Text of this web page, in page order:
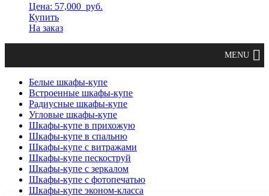
Цена: 57,000 руб.
Купить
На заказ
Белые шкафы-купе
Встроенные шкафы-купе
Радиусные шкафы-купе
Угловые шкафы-купе
Шкафы-купе в прихожую
Шкафы-купе в спальню
Шкафы-купе с витражами
Шкафы-купе пескоструй
Шкафы-купе с зеркалом
Шкафы-купе с фотопечатью
Шкафы-купе эконом-класса